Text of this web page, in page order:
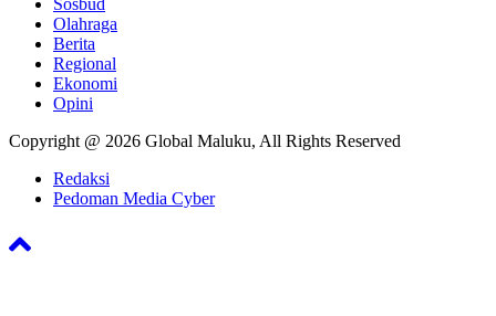
Olahraga
Berita
Regional
Ekonomi
Opini
Copyright @ 2026 Global Maluku, All Rights Reserved
Redaksi
Pedoman Media Cyber